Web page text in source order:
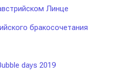
Линце
бракосочетания
days 2019